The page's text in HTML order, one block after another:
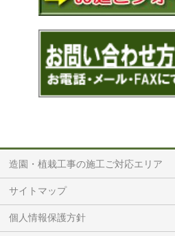
造園・植栽工事の施工ご対応エリア
サイトマップ
個人情報保護方針